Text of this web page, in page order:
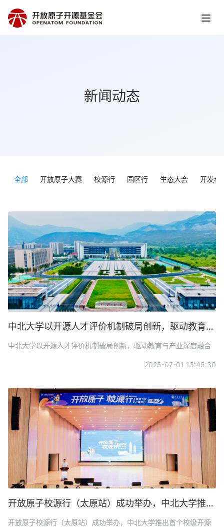
新闻动态
全部 开放原子大赛 校源行 园区行 生态大会 开发者
中北大学以开源人才评价机制破局创新，驱动教育与产业深度融合
中北大学以开源人才评价机制破局创新，驱动教育与产业深度融合
2025-07-01 13:45:30
开放原子校源行（太原站）成功举办，中北大学推出首个校级开源贡献激励政策
开放原子校源行（太原站）成功举办，中北大学推出首个校级开源